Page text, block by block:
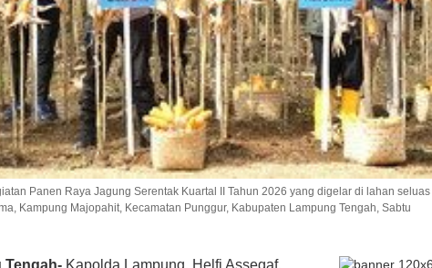
Panen Raya Jagung Serentak Kuartal II Tahun 2026 yang digelar di lahan seluas
Kampung Majopahit, Kecamatan Punggur, Kabupaten Lampung Tengah, Sabtu
Tengah- Kapolda Lampung, Helfi Assegaf,